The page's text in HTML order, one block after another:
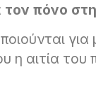
τον πόνο
αιτία του